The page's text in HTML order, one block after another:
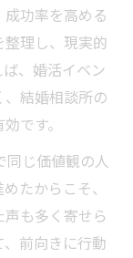
功率を高める
理し、現実的
、婚活イベン
、結婚相談所の
です。
同じ価値観の人
たからこそ、
も多く寄せら
前向きに行動